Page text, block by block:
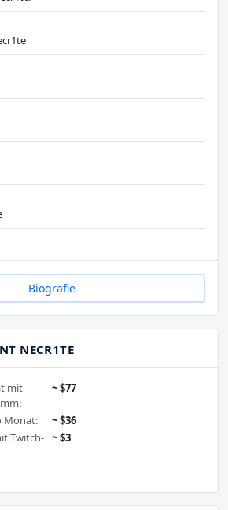
Biografie
NECR1TE
mit
~ $77
Monat:
~ $36
Twitch- ~ $3